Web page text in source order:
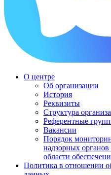
О центре
Об организации
История
Реквизиты
Структура
Референтные
Вакансии
Порядок
надзорных
области
Политика в отношении